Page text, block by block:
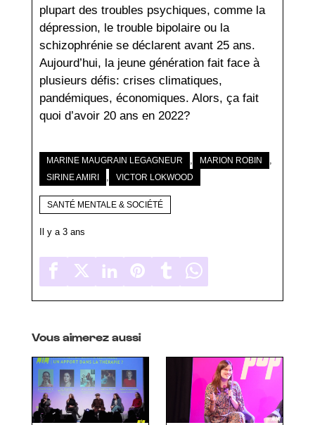
plupart des troubles psychiques, comme la
dépression, le trouble bipolaire ou la
schizophrénie se déclarent avant 25 ans.
Aujourd’hui, la jeune génération fait face à
plusieurs défis: crises climatiques,
pandémiques, économiques. Alors, ça fait
quoi d’avoir 20 ans en 2022?
MARINE MAUGRAIN LEGAGNEUR MARION ROBIN
SIRINE AMIRI VICTOR LOKWOOD
SANTÉ MENTALE & SOCIÉTÉ
Il y a 3 ans
Vous aimerez aussi